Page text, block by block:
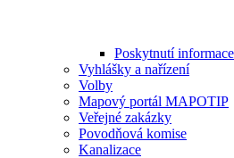
Poskytnutí
Vyhlášky a nařízení
Volby
Mapový portál MAPOTIP
Veřejné zakázky
Povodňová komise
Kanalizace